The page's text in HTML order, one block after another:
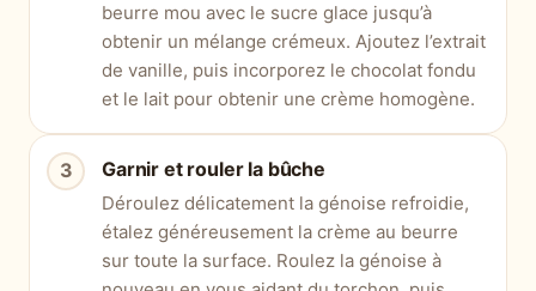
beurre mou avec le sucre glace jusqu’à
obtenir un mélange crémeux. Ajoutez l’extrait
de vanille, puis incorporez le chocolat fondu
et le lait pour obtenir une crème homogène.
Garnir et rouler la bûche
Déroulez délicatement la génoise refroidie,
étalez généreusement la crème au beurre
sur toute la surface. Roulez la génoise à